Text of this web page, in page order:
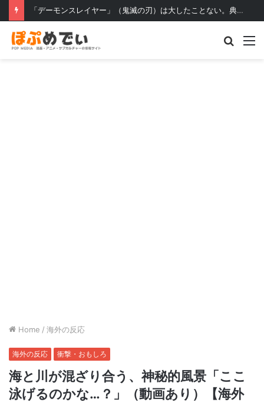
アニメ町おこしの成功のカギとは？〜水木しげるロードとらき☆すたの例を見る〜
Search
Home / 海外の反応
海外の反応 衝撃・おもしろ
海と川が混ざり合う、神秘的風景「ここ
泳げるのかな…？」（動画あり）【海外